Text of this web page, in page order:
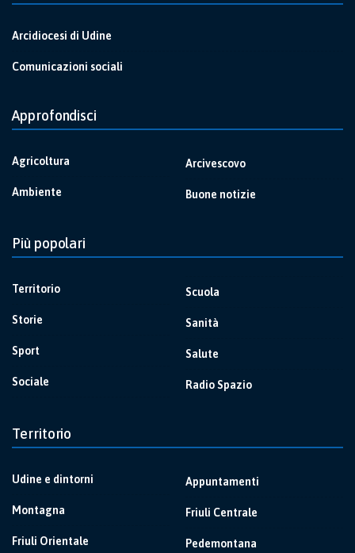
Arcidiocesi di Udine
Comunicazioni sociali
Approfondisci
Agricoltura
Ambiente
Arcivescovo
Buone notizie
Più popolari
Territorio
Storie
Sport
Sociale
Scuola
Sanità
Salute
Radio Spazio
Territorio
Udine e dintorni
Montagna
Friuli Orientale
Appuntamenti
Friuli Centrale
Pedemontana